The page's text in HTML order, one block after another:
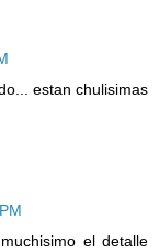
estan chulisimas
el detalle